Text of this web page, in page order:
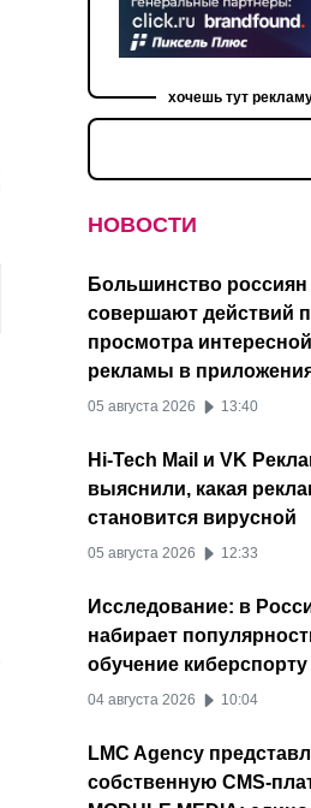
хочешь тут
НОВОСТИ
Большинство россиян
совершают действий
просмотра интересной
рекламы в
05 августа 2026 13:40
Hi-Tech Mail и VK
выяснили, какая
становится вирусной
05 августа 2026 12:33
Исследование: в
набирает
обучение киберспорту
04 августа 2026 10:04
LMC Agency
собственную CMS-